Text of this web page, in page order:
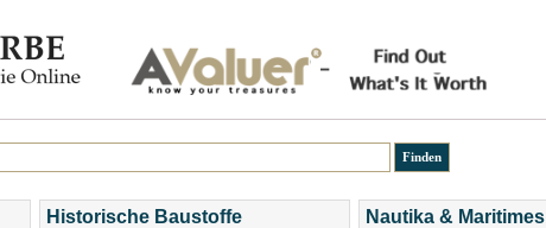
Historische Baustoffe
Nautika & Maritimes